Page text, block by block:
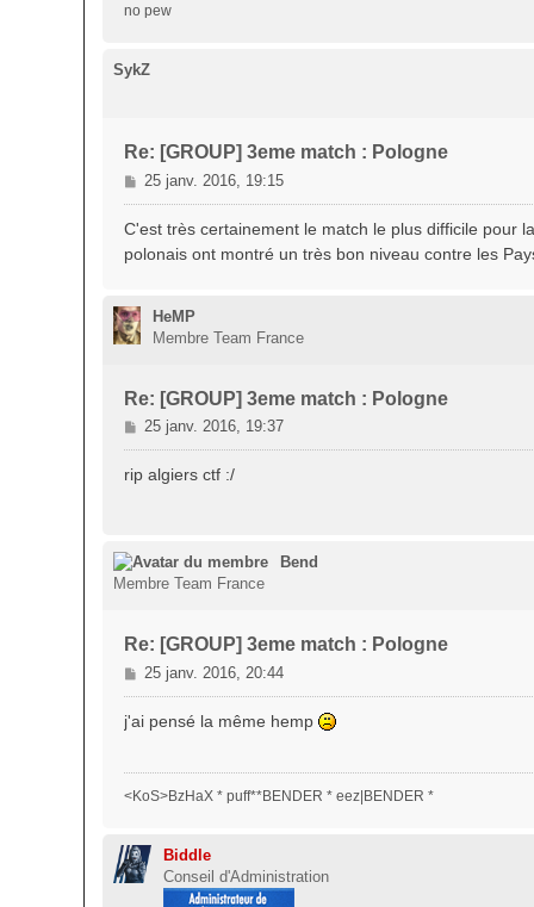
no pew
SykZ
Re: [GROUP] 3eme match : Pologne
M
e
s
a
e
25 janv. 2016, 19:15
C'est très certainement le match le plus difficile pour
polonais ont montré un très bon niveau contre les
HeMP
Membre Team France
Re: [GROUP] 3eme match : Pologne
M
e
s
e
25 janv. 2016, 19:37
rip algiers ctf :/
Bend
Membre Team France
Re: [GROUP] 3eme match : Pologne
M
e
s
g
e
25 janv. 2016, 20:44
j'ai pensé la même hemp
<KoS>BzHaX * puff**BENDER * eez|BENDER *
Biddle
Conseil d'Administration